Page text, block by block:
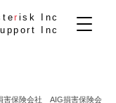
r isk Inc
Inc
害保険会社 AIG損害保険会